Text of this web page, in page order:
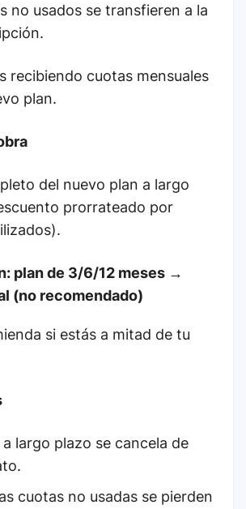
no usados se transfieren a la
recibiendo cuotas mensuales
plan.
del nuevo plan a largo
prorrateado por
plan de 3/6/12 meses →
(no recomendado)
si estás a mitad de tu
largo plazo se cancela de
cuotas no usadas se pierden